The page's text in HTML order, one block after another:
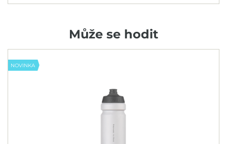
Může se hodit
NOVINKA